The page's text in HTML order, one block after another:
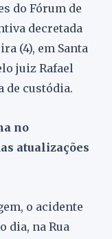
do Fórum de
decretada
(4), em Santa
juiz Rafael
de custódia.
no
atualizações
o acidente
dia, na Rua